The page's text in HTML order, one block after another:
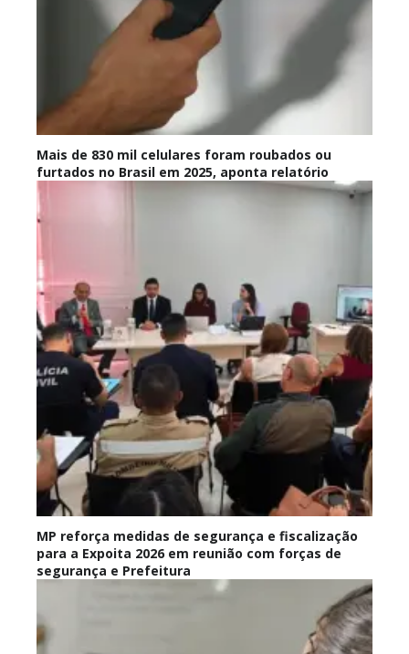
Mais de 830 mil celulares foram roubados ou
furtados no Brasil em 2025, aponta relatório
MP reforça medidas de segurança e fiscalização
para a Expoita 2026 em reunião com forças de
segurança e Prefeitura